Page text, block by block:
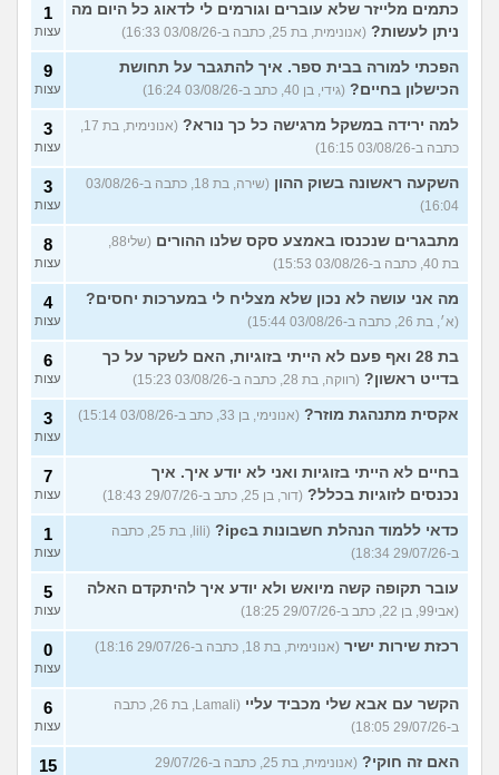
כתמים מלייזר שלא עוברים וגורמים לי לדאוג כל היום מה
ניתן לעשות? (אנונימית, בת 25, כתבה ב-03/08/26 16:33)
1
עצות
הפכתי למורה בבית ספר. איך להתגבר על תחושת
הכישלון בחיים? (גידי, בן 40, כתב ב-03/08/26 16:24)
9
עצות
למה ירידה במשקל מרגישה כל כך נורא?
(אנונימית, בת 17,
כתבה ב-03/08/26 16:15)
3
עצות
השקעה ראשונה בשוק ההון
(שירה, בת 18, כתבה ב-03/08/26
16:04)
3
עצות
מתבגרים שנכנסו באמצע סקס שלנו ההורים
(שלי88,
בת 40, כתבה ב-03/08/26 15:53)
8
עצות
מה אני עושה לא נכון שלא מצליח לי במערכות יחסים?
(א׳, בת 26, כתבה ב-03/08/26 15:44)
4
עצות
בת 28 ואף פעם לא הייתי בזוגיות, האם לשקר על כך
בדייט ראשון? (רווקה, בת 28, כתבה ב-03/08/26 15:23)
6
עצות
אקסית מתנהגת מוזר? (אנונימי, בן 33, כתב ב-03/08/26 15:14) 3
עצות
בחיים לא הייתי בזוגיות ואני לא יודע איך. איך
נכנסים לזוגיות בכלל? (דור, בן 25, כתב ב-29/07/26 18:43)
7
עצות
כדאי ללמוד הנהלת חשבונות בipc?
(lili, בת 25, כתבה
ב-29/07/26 18:34)
1
עצות
עובר תקופה קשה מיואש ולא יודע איך להיתקדם האלה
(אבי99, בן 22, כתב ב-29/07/26 18:25)
5
עצות
רכזת שירות ישיר (אנונימית, בת 18, כתבה ב-29/07/26 18:16) 0
עצות
הקשר עם אבא שלי מכביד עליי
(Lamali, בת 26, כתבה
ב-29/07/26 18:05)
6
עצות
האם זה חוקי? (אנונימית, בת 25, כתבה ב-29/07/26 15